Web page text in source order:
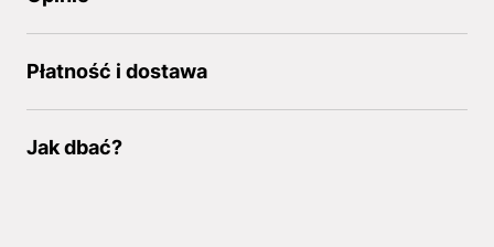
Płatność i dostawa
Jak dbać?